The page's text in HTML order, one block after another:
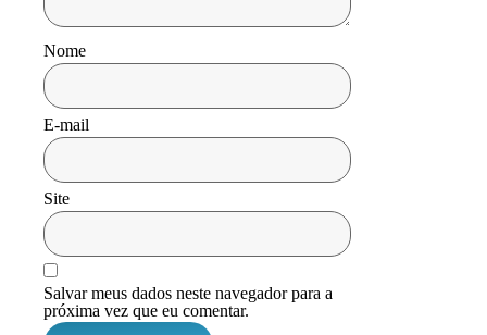
Nome
E-mail
Site
Salvar meus dados neste navegador para a
próxima vez que eu comentar.